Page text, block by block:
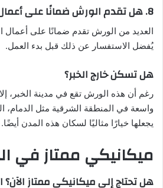
8. هل تقدم الورش ضمانًا على أعمال الصيانة؟
العديد من الورش تقدم ضمانًا على أعمال
يُفضل الاستفسار عن ذلك قبل بدء العمل.
هل تسكن خارج الخبر؟
رغم أن هذه الورش تقع في مدينة الخبر،
واسعة في المنطقة الشرقية مثل الدمام،
يجعلها خيارًا مثاليًا لسكان هذه المدن أيضًا.
ميكانيكي ممتاز في
هل تحتاج إلى ميكانيكي ممتاز الآن؟